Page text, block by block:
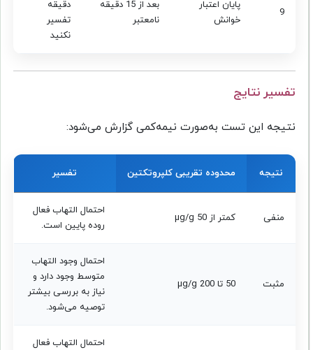
9
پایان اعتبار
خوانش
بعد از 15 دقیقه
نامعتبر
دقیقه
تفسیر
نکنید
تفسیر نتایج
نتیجه این تست به‌صورت نیمه‌کمی گزارش می‌شود:
نتیجه محدوده تقریبی کلپروتکتین تفسیر
منفی کمتر از 50 µg/g
احتمال التهاب فعال
روده پایین است.
مثبت 50 تا 200 µg/g
احتمال وجود التهاب
متوسط وجود دارد و
نیاز به بررسی بیشتر
توصیه می‌شود.
احتمال التهاب فعال